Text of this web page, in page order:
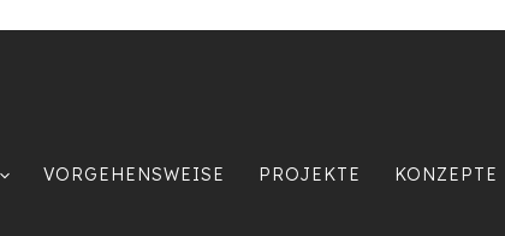
VORGEHENSWEISE PROJEKTE
KONZEPTE